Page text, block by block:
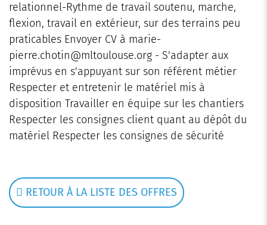
relationnel-Rythme de travail soutenu, marche,
flexion, travail en extérieur, sur des terrains peu
praticables Envoyer CV à marie-
pierre.chotin@mltoulouse.org - S'adapter aux
imprévus en s'appuyant sur son référent métier
Respecter et entretenir le matériel mis à
disposition Travailler en équipe sur les chantiers
Respecter les consignes client quant au dépôt du
matériel Respecter les consignes de sécurité
RETOUR À LA LISTE DES OFFRES